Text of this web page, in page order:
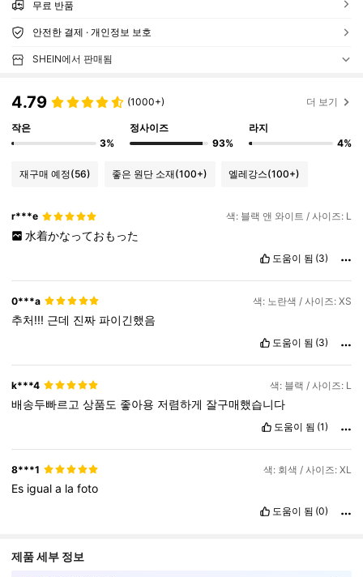
무료 반품
안전한 결제 · 개인정보 보호
SHEIN에서 판매됨
4.79 (1000+) 더 보기
작은
3%
정사이즈
93%
라지
4%
재구매 예정(56) 좋은 원단 소재(100+) 엘레강스(100+)
r***e 색: 블랙 앤 와이트 / 사이즈: L
水着かなっておもった
도움이 됨 (3)
0***a 색: 노란색 / 사이즈: XS
추처!!! 근데 진짜파이긴했음
도움이 됨 (3)
k***4 색: 블랙 / 사이즈: L
배송두빠르고상품도 좋아용 저렴하게 잘구매했습니다
도움이 됨 (1)
8***1 색: 회색 / 사이즈: XL
Es iguala lafoto
도움이 됨 (0)
제품 세부 정보